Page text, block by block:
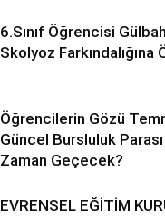
6.Sınıf Öğrencisi
Skolyoz
Öğrencilerin Gözü
Güncel Bursluluk
Zaman Geçecek?
EVRENSEL EĞİTİM